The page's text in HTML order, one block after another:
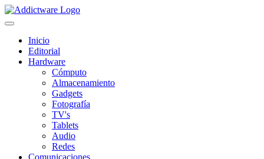
Inicio
Editorial
Hardware
Cómputo
Almacenamiento
Gadgets
Fotografía
TV's
Tablets
Audio
Redes
Comunicaciones